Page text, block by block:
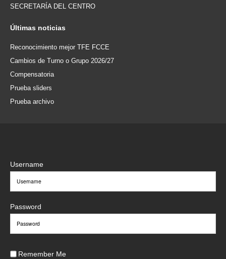
SECRETARÍA DEL CENTRO
Últimas noticias
Reconocimiento mejor TFE FCCE
Cambios de Turno o Grupo 2026/27
Compensatoria
Prueba sliders
Prueba archivo
Username
Password
Remember Me